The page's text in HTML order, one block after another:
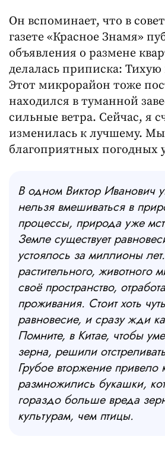
Он вспоминает, что в
газете «Красное Знамя»
объявления о размене
делалась приписка: Тихую
Этот микрорайон тоже
находился в туманной
сильные ветра. Сейчас, я
изменилась к лучшему.
благоприятных погодных
В одном Виктор Иванович
нельзя вмешиваться в
процессы, природа уже
Земле существует
устоялось за миллионы
растительного, животного
своё пространство,
проживания. Стоит хоть
равновесие, и сразу жди
Помните, в Китае, чтобы
зерна, решили
Грубое вторжение привело
размножились букашки,
гораздо больше вреда
культурам, чем птицы.